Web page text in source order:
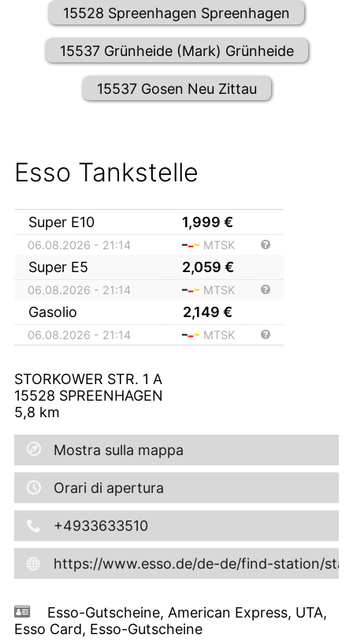
15528 Spreenhagen Spreenhagen
15537 Grünheide (Mark) Grünheide
15537 Gosen Neu Zittau
Esso Tankstelle
Super E10 1,999 €
06.08.2026 - 21:14 MTSK
Super E5 2,059 €
06.08.2026 - 21:14 MTSK
Gasolio 2,149 €
06.08.2026 - 21:14 MTSK
STORKOWER STR. 1 A
15528 SPREENHAGEN
5,8 km
Mostra sulla mappa
Orari di apertura
+4933633510
https://www.esso.de/de-de/find-station/
Esso-Gutscheine, American Express, UTA,
Esso Card, Esso-Gutscheine